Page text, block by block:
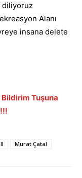
diliyoruz
Alanı
insana delete
Tuşuna
Murat Çatal